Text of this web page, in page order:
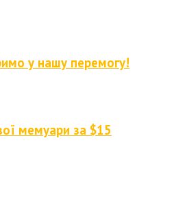
у нашу перемогу!
мемуари за $15